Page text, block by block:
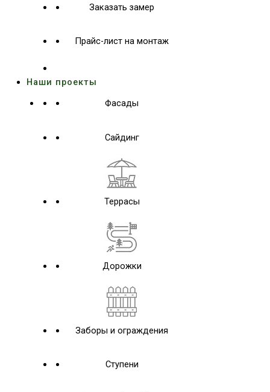
Заказать замер
Прайс-лист на монтаж
Наши проекты
Фасады
Сайдинг
Террасы
Дорожки
Заборы и ограждения
Ступени